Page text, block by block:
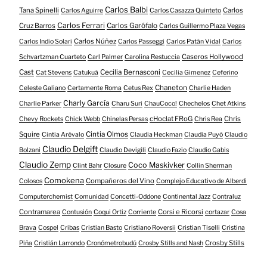
Tana Spinelli Carlos Aguirre Carlos Balbi Carlos Casazza Quinteto Carlos
Cruz Barros Carlos Ferrari Carlos Garófalo Carlos Guillermo Plaza Vegas
Carlos Indio Solari Carlos Núñez Carlos Passeggi Carlos Patán Vidal Carlos
Schvartzman Cuarteto Carl Palmer Carolina Restuccia Caseros Hollywood
Cast Cat Stevens Catukuá Cecilia Bernasconi Cecilia Gimenez Ceferino
Celeste Galiano Certamente Roma Cetus Rex Chaneton Charlie Haden
Charlie Parker Charly García Charu Suri ChauCoco! Chechelos Chet Atkins
Chevy Rockets Chick Webb Chinelas Persas cHoclat FRoG Chris Rea Chris
Squire Cintia Arévalo Cintia Olmos Claudia Heckman Claudia Puyó Claudio
Bolzani Claudio Delgift Claudio Devigili Claudio Fazio Claudio Gabis
Claudio Zemp Clint Bahr Closure Coco Maskivker Collin Sherman
Colosos Comokena Compañeros del Vino Complejo Educativo de Alberdi
Computerchemist Comunidad Concetti-Oddone Continental Jazz Contraluz
Contramarea Contusión Coqui Ortiz Corriente Corsi e Ricorsi cortazar Cosa
Brava Cospel Cribas Cristian Basto Cristiano Roversii Cristian Tiselli Cristina
Piña Cristián Larrondo Cronómetrobudú Crosby Stills and Nash Crosby Stills